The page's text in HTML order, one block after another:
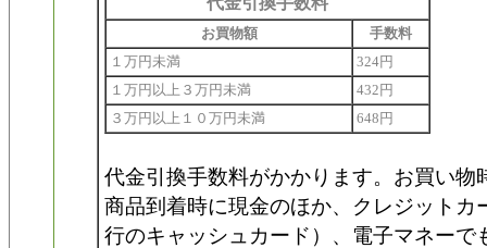
お買物額
手数料
１万円未満
324円
１万円以上３万円未満
432円
３万円以上１０万円未満
648円
代金引換手数料がかかります。お買い物
商品到着時に現金のほか、クレジットカ
行のキャッシュカード）、電子マネーで